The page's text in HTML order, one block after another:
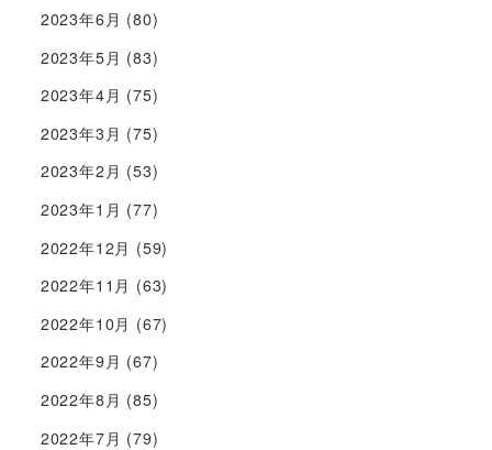
2023年6月 (80)
2023年5月 (83)
2023年4月 (75)
2023年3月 (75)
2023年2月 (53)
2023年1月 (77)
2022年12月 (59)
2022年11月 (63)
2022年10月 (67)
2022年9月 (67)
2022年8月 (85)
2022年7月 (79)